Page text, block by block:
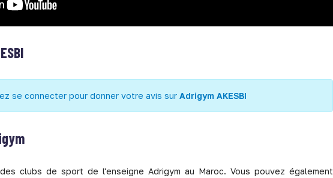
se connecter pour donner votre avis sur Adrigym AKESBI
clubs de sport de l'enseigne Adrigym au Maroc. Vous pouvez également